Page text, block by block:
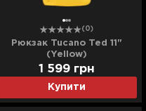
(0)
Рюкзак Tucano Ted 11"
(Yellow)
Купити
1 599 грн